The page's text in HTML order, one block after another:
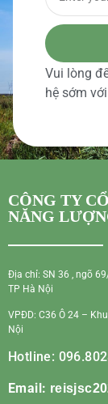
Vui lòng
hệ sớm
CÔNG TY
NĂNG
Địa chỉ: SN 36 , ngõ
TP Hà Nội
VPĐD: C36 Ô 24 –
Nội
Hotline:
Email: